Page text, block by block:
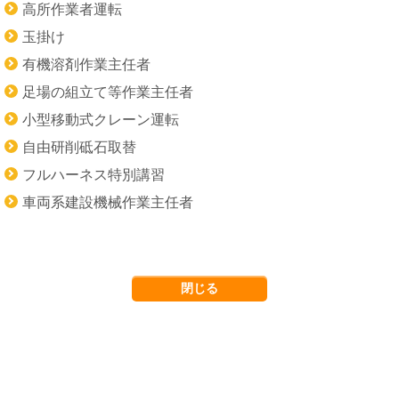
高所作業者運転
玉掛け
有機溶剤作業主任者
足場の組立て等作業主任者
小型移動式クレーン運転
自由研削砥石取替
フルハーネス特別講習
車両系建設機械作業主任者
閉じる